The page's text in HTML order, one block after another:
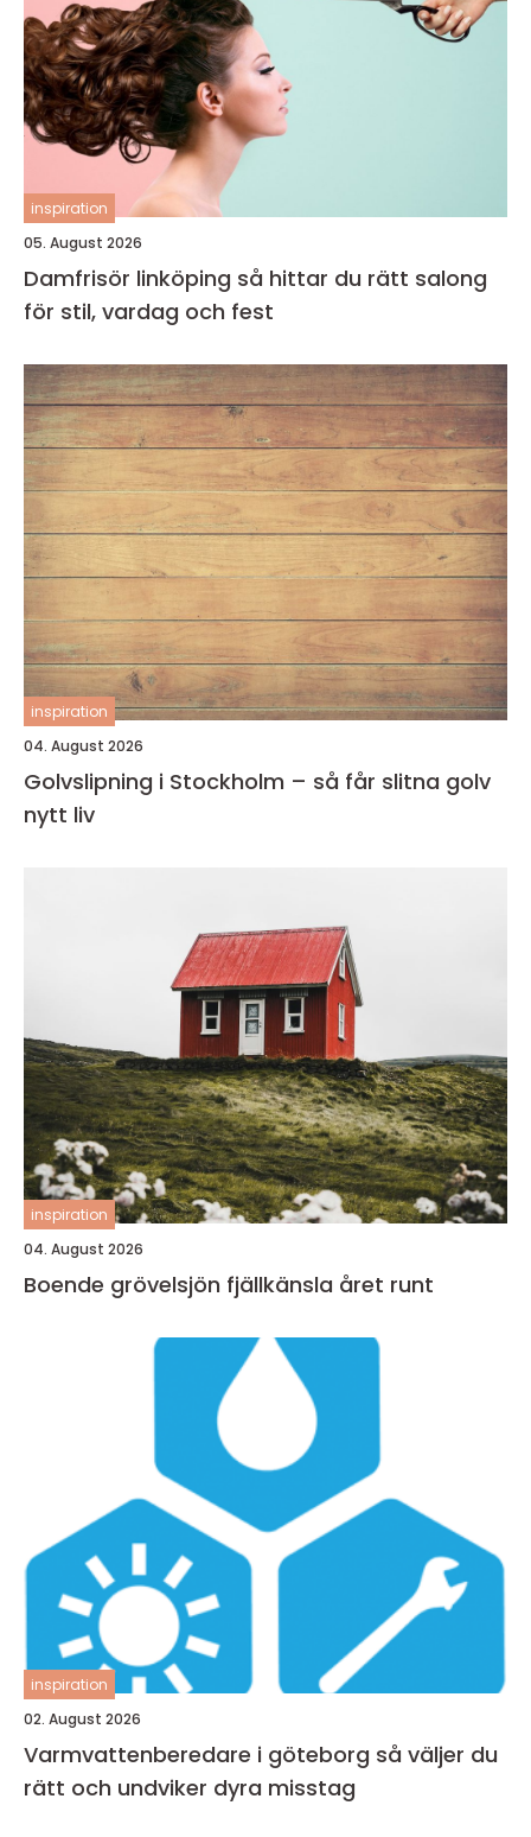
inspiration
05. August 2026
Damfrisör linköping så hittar du rätt salong
för stil, vardag och fest
inspiration
04. August 2026
Golvslipning i Stockholm – så får slitna golv
nytt liv
inspiration
04. August 2026
Boende grövelsjön fjällkänsla året runt
inspiration
02. August 2026
Varmvattenberedare i göteborg så väljer du
rätt och undviker dyra misstag